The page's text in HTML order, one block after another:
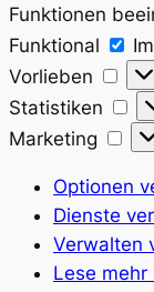
Funktionen
Funktional
Vorlieben
Statistiken
Marketing
Optionen
Dienste
Verwalten
Lese